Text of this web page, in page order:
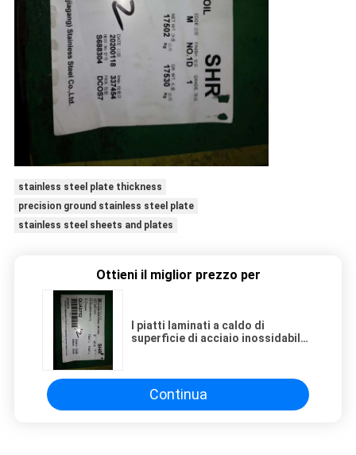
stainless steel plate thickness
precision ground stainless steel plate
stainless steel sheets and plates
Ottieni il miglior prezzo per
I piatti laminati a caldo di
superficie di acciaio inossidabile
UNS S32168 Inox termoresistente
Continua